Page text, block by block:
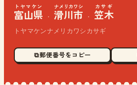
富山県
トヤマケン
· 滑川市
ナメリカワシ
· 笠木
カサギ
トヤマケンナメリカワシカサギ
⧉ 郵便番号をコピー